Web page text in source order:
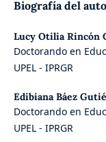
Biografía del
Lucy Otilia Rincón
Doctorando en
UPEL - IPRGR
Edibiana Báez
Doctorando en
UPEL - IPRGR